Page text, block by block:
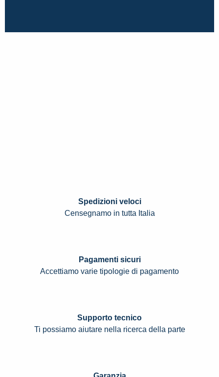
Spedizioni veloci
Censegnamo in tutta Italia
Pagamenti sicuri
Accettiamo varie tipologie di pagamento
Supporto tecnico
Ti possiamo aiutare nella ricerca della parte